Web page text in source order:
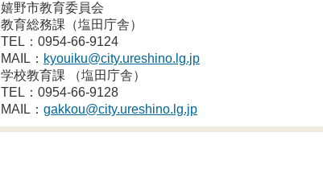
嬉野市教育委員会
教育総務課（塩田庁舎）
TEL：0954-66-9124
MAIL： kyouiku@city.ureshino.lg.jp
学校教育課 （塩田庁舎）
TEL：0954-66-9128
MAIL： gakkou@city.ureshino.lg.jp